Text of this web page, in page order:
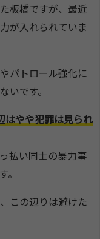
板橋ですが、最近
が入れられていま
パトロール強化に
いです。
はやや犯罪は見られ
払い同士の暴力事
この辺りは避けた